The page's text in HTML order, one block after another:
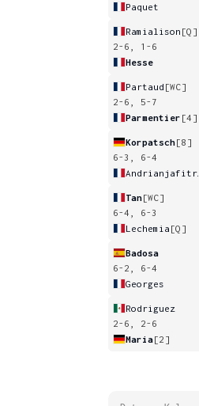
Paquet
Ramialison [Q]
2-6, 1-6
Hesse
Partaud [WC]
2-6, 5-7
Parmentier [4]
Korpatsch[8]
6-3, 6-4
Tan[WC]
6-4, 6-3
Lechemia [Q]
Badosa
6-2, 6-4
Georges
Rodriguez
2-6, 2-6
Maria[2]